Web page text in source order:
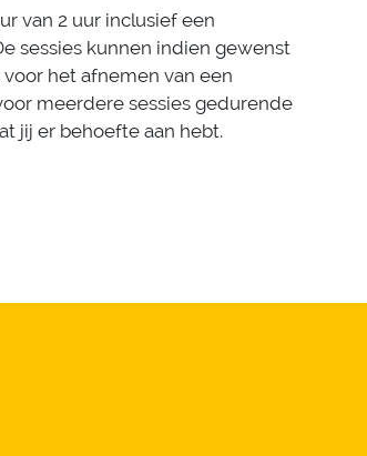
van 2 uur inclusief een
sessies kunnen indien gewenst
het afnemen van een
meerdere sessies gedurende
jij er behoefte aan hebt.